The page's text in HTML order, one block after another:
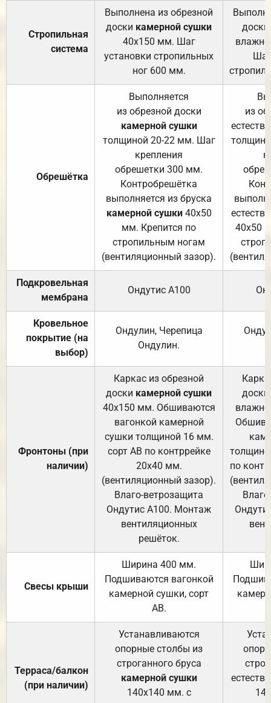
Стропильная
система
Выполнена из обрезной
доски камерной сушки
40х150 мм. Шаг
установки стропильных
ног 600 мм.
доски
Обрешётка
Выполняется
из обрезной доски
камерной сушки
толщиной 20-22 мм. Шаг
крепления
обрешетки 300 мм.
Контробрешётка
выполняется из бруска
камерной сушки40х50
мм. Крепится по
стропильным ногам
(вентиляционный зазор).
из
40х50
Подкровельная
мембрана
Ондутис А100
Кровельное
покрытие (на
выбор)
Ондулин, Черепица
Ондулин.
Фронтоны (при
наличии)
Каркас из обрезной
доски камерной сушки
40х150 мм. Обшиваются
вагонкой камерной
сушки толщиной 16 мм.
сорт АВ по контррейке
20х40 мм.
(вентиляционный зазор).
Влаго-ветрозащита
Ондутис А100. Монтаж
вентиляционных
решёток.
доски
по
Свесы крыши
Ширина 400 мм.
Подшиваются вагонкой
камерной сушки, сорт
АВ.
Терраса/балкон
(при наличии)
Устанавливаются
опорные столбы из
строганного бруса
камерной сушки
140х140 мм. с